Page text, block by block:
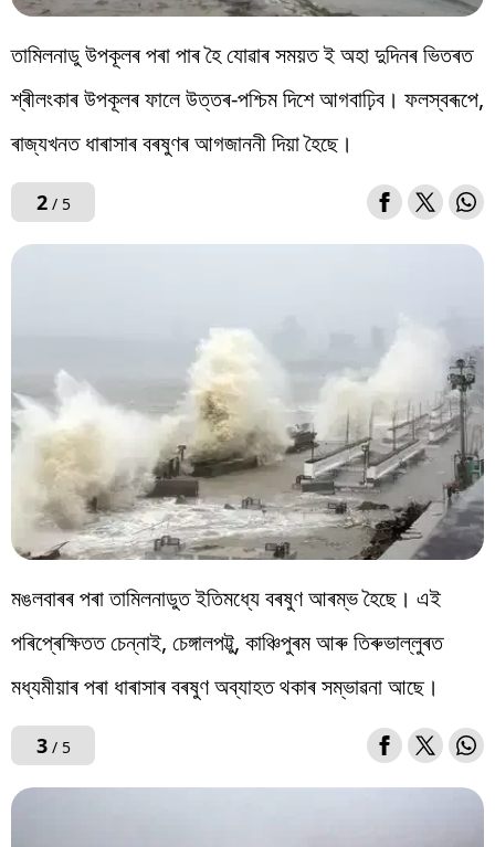
তামিলনাডু উপকূলৰ পৰা পাৰ হৈ যোৱাৰ সময়ত ই অহা দুদিনৰ ভিতৰত
শ্ৰীলংকাৰ উপকূলৰ ফালে উত্তৰ-পশ্চিম দিশে আগবাঢ়িব। ফলস্বৰূপে,
ৰাজ্যখনত ধাৰাসাৰ বৰষুণৰ আগজাননী দিয়া হৈছে।
2/ 5
মঙলবাৰৰ পৰা তামিলনাডুত ইতিমধ্যে বৰষুণ আৰম্ভ হৈছে। এই
পৰিপ্ৰেক্ষিতত চেন্নাই, চেঙ্গালপট্টু, কাঞ্চিপুৰম আৰু তিৰুভাল্লুৰত
মধ্যমীয়াৰ পৰা ধাৰাসাৰ বৰষুণ অব্যাহত থকাৰ সম্ভাৱনা আছে।
3/ 5